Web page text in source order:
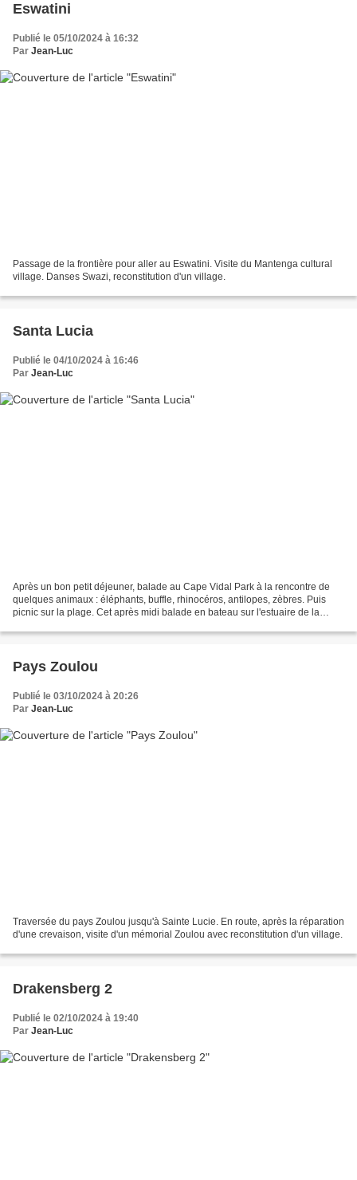
Eswatini
Publié le 05/10/2024 à 16:32
Par Jean-Luc
Passage de la frontière pour aller au Eswatini. Visite du Mantenga cultural
village. Danses Swazi, reconstitution d'un village.
Santa Lucia
Publié le 04/10/2024 à 16:46
Par Jean-Luc
Après un bon petit déjeuner, balade au Cape Vidal Park à la rencontre de
quelques animaux : éléphants, buffle, rhinocéros, antilopes, zèbres. Puis
picnic sur la plage. Cet après midi balade en bateau sur l'estuaire de la
Pays Zoulou
Publié le 03/10/2024 à 20:26
Par Jean-Luc
Traversée du pays Zoulou jusqu'à Sainte Lucie. En route, après la réparation
d'une crevaison, visite d'un mémorial Zoulou avec reconstitution d'un village.
Drakensberg 2
Publié le 02/10/2024 à 19:40
Par Jean-Luc